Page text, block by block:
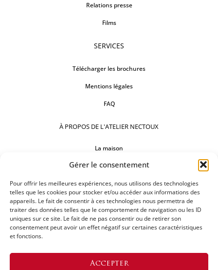
Gérer le consentement
Pour offrir les meilleures expériences, nous utilisons des technologies
telles que les cookies pour stocker et/ou accéder aux informations des
appareils. Le fait de consentir à ces technologies nous permettra de
traiter des données telles que le comportement de navigation ou les ID
uniques sur ce site. Le fait de ne pas consentir ou de retirer son
consentement peut avoir un effet négatif sur certaines caractéristiques
et fonctions.
Accepter
Relations presse
Films
SERVICES
Télécharger les brochures
Mentions légales
FAQ
À PROPOS DE L'ATELIER NECTOUX
La maison
Comptoirs
Nos réalisations
SUIVEZ-NOUS
DEMANDEZ UN DEVIS